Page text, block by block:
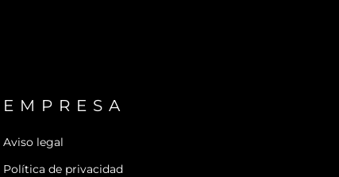
EMPRESA
Aviso legal
Política de privacidad